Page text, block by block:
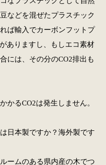
などを混ぜたプラスチック
ば輸入でカーボンフットプ
ありますし、もしエコ素材
には、その分のCO2排出も
かるCO2は発生しません。
日本製ですか？海外製です
ームのある県内産の木でつ